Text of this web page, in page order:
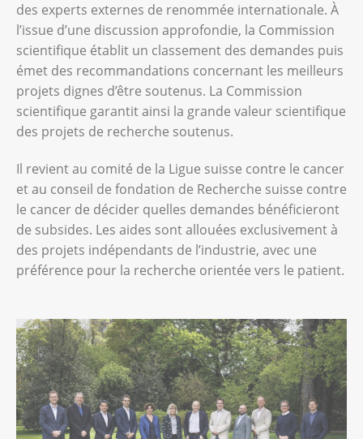
des experts externes de renommée internationale. À
l’issue d’une discussion approfondie, la Commission
scientifique établit un classement des demandes puis
émet des recommandations concernant les meilleurs
projets dignes d’être soutenus. La Commission
scientifique garantit ainsi la grande valeur scientifique
des projets de recherche soutenus.
Il revient au comité de la Ligue suisse contre le cancer
et au conseil de fondation de Recherche suisse contre
le cancer de décider quelles demandes bénéficieront
de subsides. Les aides sont allouées exclusivement à
des projets indépendants de l’industrie, avec une
préférence pour la recherche orientée vers le patient.